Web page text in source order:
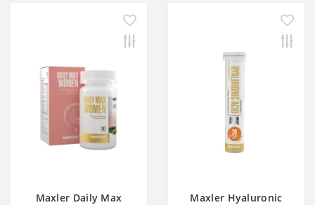
Maxler Daily Max
Maxler Hyaluronic